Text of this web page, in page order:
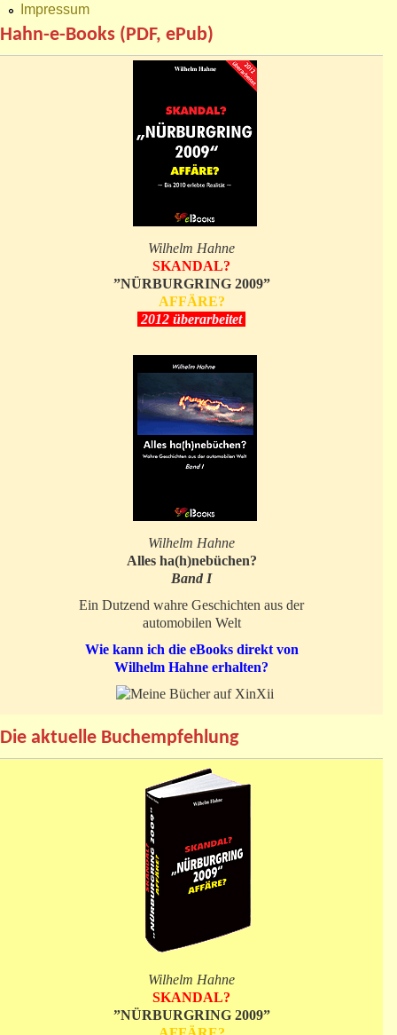
Impressum
Hahn-e-Books (PDF, ePub)
Wilhelm Hahne
SKANDAL?
”NÜRBURGRING 2009”
AFFÄRE?
2012 überarbeitet
Wilhelm Hahne
Alles ha(h)nebüchen?
Band I
Ein Dutzend wahre Geschichten aus der
automobilen Welt
Wie kann ich die eBooks direkt von
Wilhelm Hahne erhalten?
Die aktuelle Buchempfehlung
Wilhelm Hahne
SKANDAL?
”NÜRBURGRING 2009”